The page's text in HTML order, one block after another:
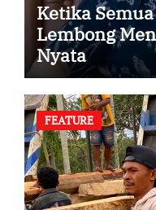
Ketika
Lembong
Nyata
FEATURE